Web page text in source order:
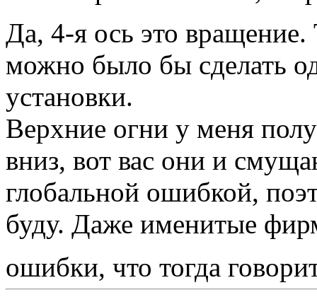
Да, 4-я ось это вращение.
можно было бы сделать
установки.
Верхние огни у меня
вниз, вот вас они и
глобальной ошибкой,
буду. Даже именитые
ошибки, что тогда